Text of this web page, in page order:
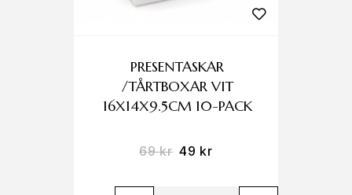
PRESENTASKAR
/TÅRTBOXAR VIT
16X14X9.5CM 10-PACK
69kr 49 kr